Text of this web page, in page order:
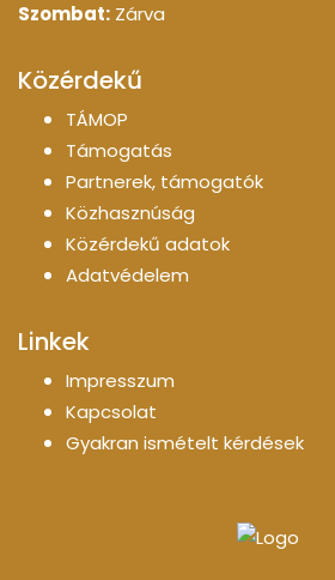
Szombat: Zárva
Közérdekű
TÁMOP
Támogatás
Partnerek, támogatók
Közhasznúság
Közérdekű adatok
Adatvédelem
Linkek
Impresszum
Kapcsolat
Gyakran ismételt kérdések